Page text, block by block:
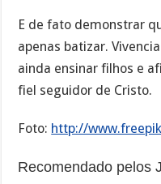
E de fato demonstrar
apenas batizar.
ainda ensinar filhos e
fiel seguidor de Cristo.
Foto: http://
Recomendado pelos